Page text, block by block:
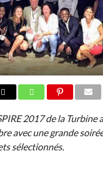
2017 de la Turbine
avec une grande
sélectionnés.